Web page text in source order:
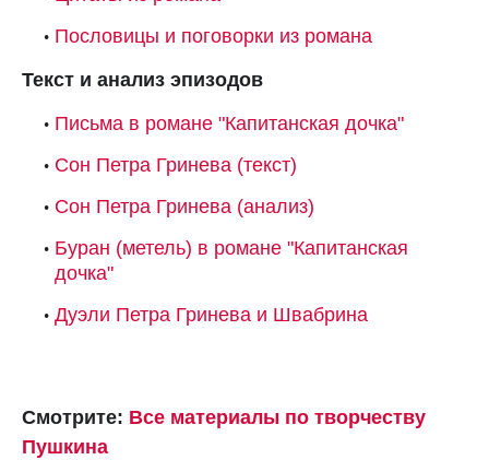
Пословицы и поговорки из романа
Текст и анализ эпизодов
Письма в романе "Капитанская дочка"
Сон Петра Гринева (текст)
Сон Петра Гринева (анализ)
Буран (метель) в романе "Капитанская
дочка"
Дуэли Петра Гринева и Швабрина
Смотрите: Все материалы по творчеству
Пушкина